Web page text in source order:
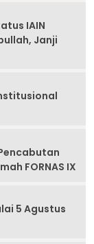
IAIN
Janji
FORNAS IX
5 Agustus